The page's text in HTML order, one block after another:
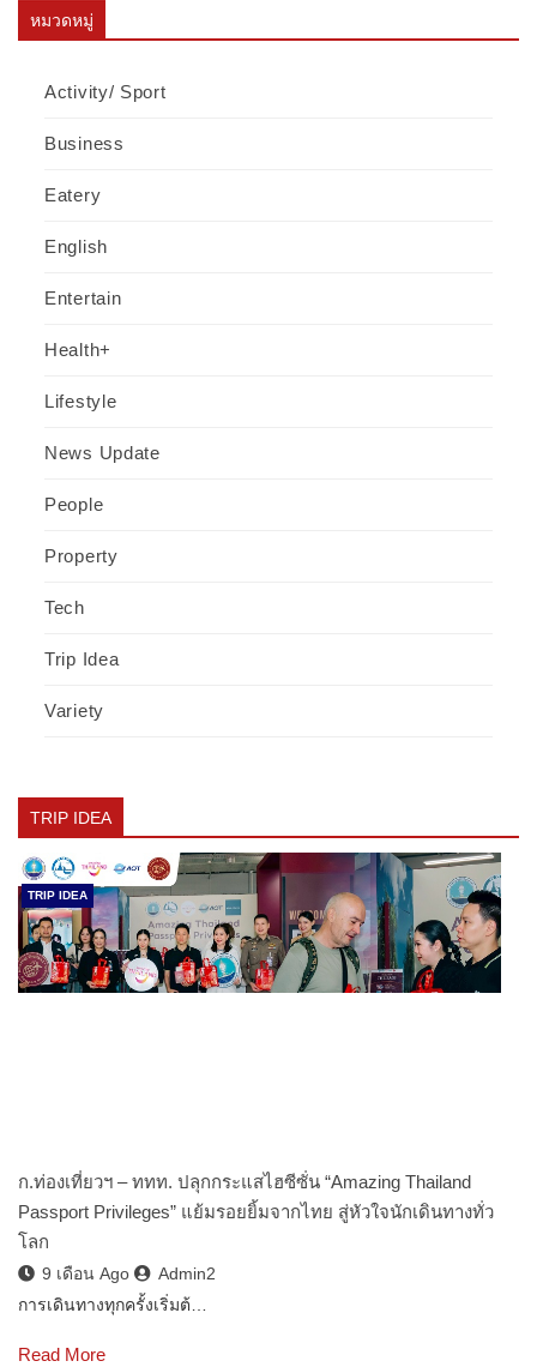
หมวดหมู่
Activity/ Sport
Business
Eatery
English
Entertain
Health+
Lifestyle
News Update
People
Property
Tech
Trip Idea
Variety
TRIP IDEA
TRIP IDEA
ก.ท่องเที่ยวฯ – ททท. ปลุกกระแสไฮซีซั่น “Amazing Thailand
Passport Privileges” แย้มรอยยิ้มจากไทย สู่หัวใจนักเดินทางทั่ว
โลก
9 เดือน Ago
Admin2
การเดินทางทุกครั้งเริ่มต้…
Read More